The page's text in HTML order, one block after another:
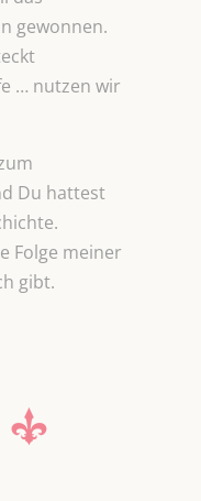
gewonnen.
… nutzen wir
Du hattest
Folge meiner
gibt.